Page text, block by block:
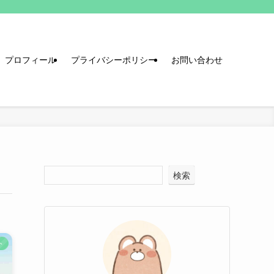
プロフィール プライバシーポリシー お問い合わせ
検索